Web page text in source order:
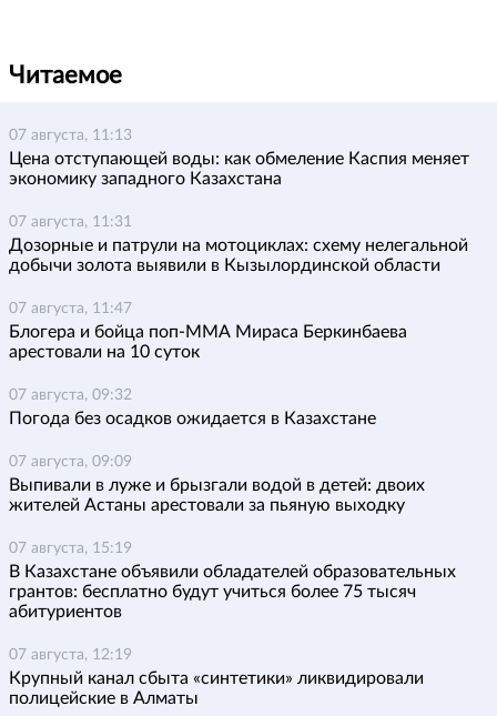
Читаемое
07 августа, 11:13
Цена отступающей воды: как обмеление Каспия меняет
экономику западного Казахстана
07 августа, 11:31
Дозорные и патрули на мотоциклах: схему нелегальной
добычи золота выявили в Кызылординской области
07 августа, 11:47
Блогера и бойца поп-ММА Мираса Беркинбаева
арестовали на 10 суток
07 августа, 09:32
Погода без осадков ожидается в Казахстане
07 августа, 09:09
Выпивали в луже и брызгали водой в детей: двоих
жителей Астаны арестовали за пьяную выходку
07 августа, 15:19
В Казахстане объявили обладателей образовательных
грантов: бесплатно будут учиться более 75 тысяч
абитуриентов
07 августа, 12:19
Крупный канал сбыта «синтетики» ликвидировали
полицейские в Алматы